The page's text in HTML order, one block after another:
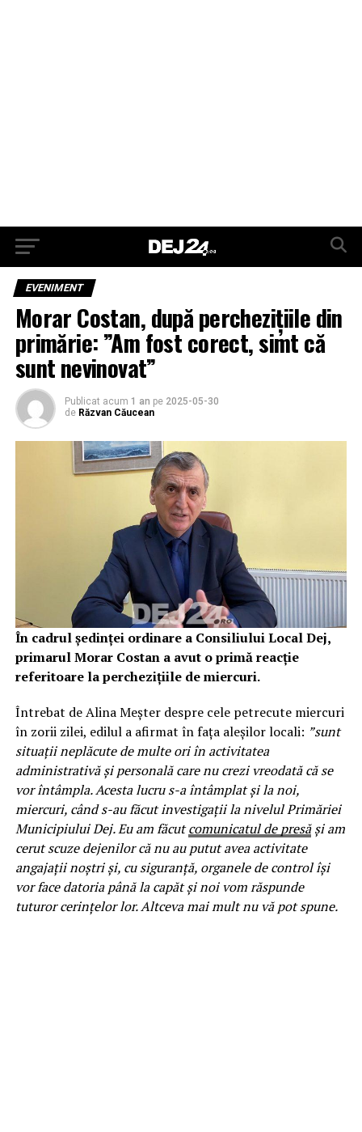
EVENIMENT
Morar Costan, după perchezițiile din
primărie: ”Am fost corect, simt că
sunt nevinovat”
Publicat acum 1 an pe 2025-05-30
de Răzvan Căucean
În cadrul ședinței ordinare a Consiliului Local Dej,
primarul Morar Costan a avut o primă reacție
referitoare la perchezițiile de miercuri.
Întrebat de Alina Meșter despre cele petrecute miercuri
în zorii zilei, edilul a afirmat în fața aleșilor locali: ”sunt
situații neplăcute de multe ori în activitatea
administrativă și personală care nu crezi vreodată că se
vor întâmpla. Acesta lucru s-a întâmplat și la noi,
miercuri, când s-au făcut investigații la nivelul Primăriei
Municipiului Dej. Eu am făcutcomunicatul de presăși am
cerut scuze dejenilor că nu au putut avea activitate
angajații noștri și, cu siguranță, organele de control își
vor face datoria până la capăt și noi vom răspunde
tuturor cerințelor lor. Altceva mai mult nu vă pot spune.